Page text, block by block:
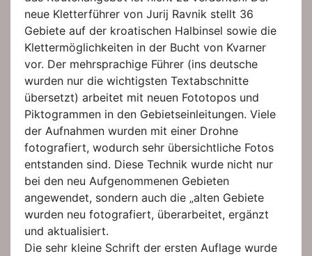
neue Kletterführer von Jurij Ravnik stellt 36
Gebiete auf der kroatischen Halbinsel sowie die
Klettermöglichkeiten in der Bucht von Kvarner
vor. Der mehrsprachige Führer (ins deutsche
wurden nur die wichtigsten Textabschnitte
übersetzt) arbeitet mit neuen Fototopos und
Piktogrammen in den Gebietseinleitungen. Viele
der Aufnahmen wurden mit einer Drohne
fotografiert, wodurch sehr übersichtliche Fotos
entstanden sind. Diese Technik wurde nicht nur
bei den neu Aufgenommenen Gebieten
angewendet, sondern auch die „alten Gebiete
wurden neu fotografiert, überarbeitet, ergänzt
und aktualisiert.
Die sehr kleine Schrift der ersten Auflage wurde